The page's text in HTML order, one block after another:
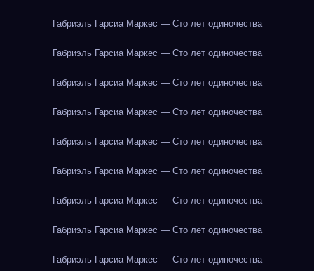
Габриэль Гарсиа Маркес — Сто лет одиночества
Габриэль Гарсиа Маркес — Сто лет одиночества
Габриэль Гарсиа Маркес — Сто лет одиночества
Габриэль Гарсиа Маркес — Сто лет одиночества
Габриэль Гарсиа Маркес — Сто лет одиночества
Габриэль Гарсиа Маркес — Сто лет одиночества
Габриэль Гарсиа Маркес — Сто лет одиночества
Габриэль Гарсиа Маркес — Сто лет одиночества
Габриэль Гарсиа Маркес — Сто лет одиночества